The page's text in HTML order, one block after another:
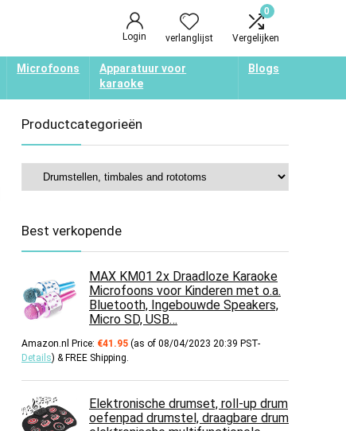
Login verlanglijst
0
Vergelijken
Microfoons
Apparatuur voor
karaoke
Blogs
Productcategorieën
Best verkopende
MAX KM01 2x Draadloze Karaoke
Microfoons voor Kinderen met o.a.
Bluetooth, Ingebouwde Speakers,
Micro SD, USB…
Amazon.nl Price: €41.95 (as of 08/04/2023 20:39 PST-
Details) & FREE Shipping.
Elektronische drumset, roll-up drum
oefenpad drumstel, draagbare drum